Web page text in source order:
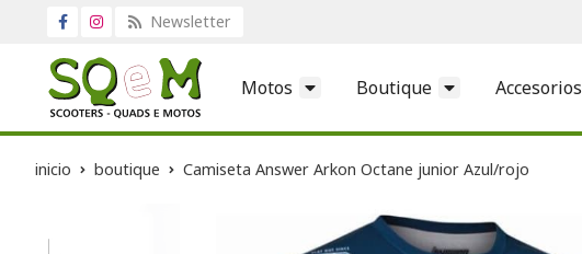
Newsletter
Motos Boutique Accesorios
inicio boutique Camiseta Answer Arkon Octane junior Azul/rojo